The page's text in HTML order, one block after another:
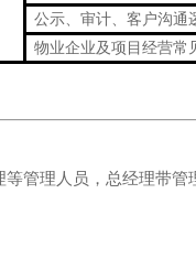
公示、审计、客户沟通
物业企业及项目经营常
管理人员，总经理带